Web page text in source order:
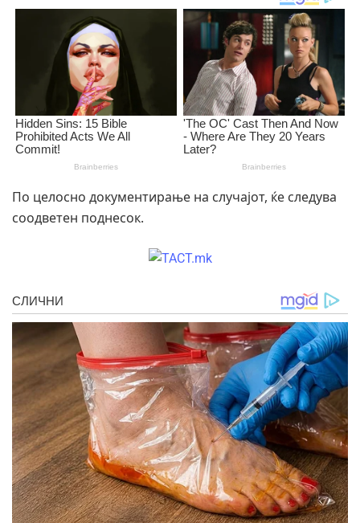
По целосно документирање на случајот, ќе следува
соодветен поднесок.